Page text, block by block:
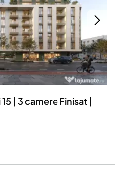
| 3 camere Finisat |